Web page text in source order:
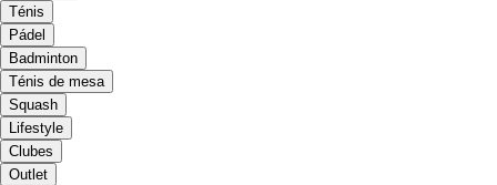
Ténis
Pádel
Badminton
Ténis de mesa
Squash
Lifestyle
Clubes
Outlet